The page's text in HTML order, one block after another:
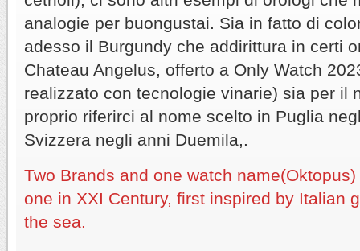
analogie per buongustai. Sia in fatto di
adesso il Burgundy che addirittura in certi
Chateau Angelus, offerto a Only Watch
realizzato con tecnologie vinarie) sia per il
proprio riferirci al nome scelto in Puglia
Svizzera negli anni Duemila,.
Two Brands and one watch
one in XXI Century, first inspired by Italian
the sea.